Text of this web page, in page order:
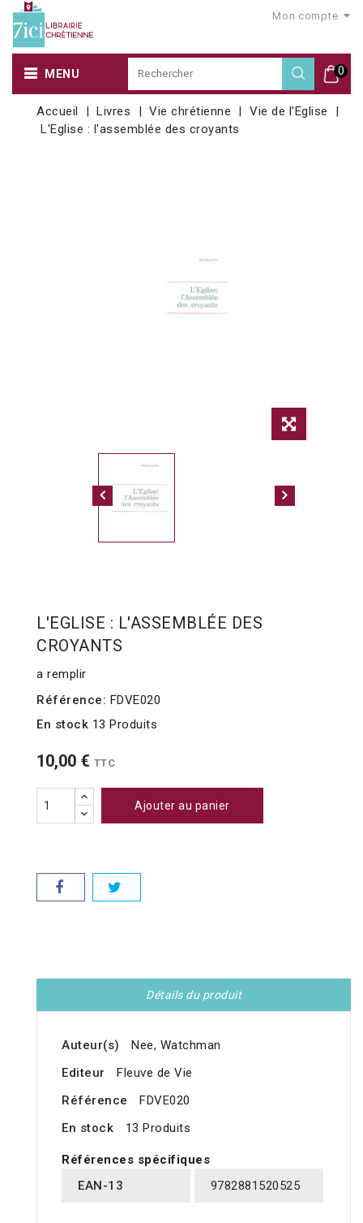
Mon compte
0
MENU
Accueil Livres Vie chrétienne
Vie de l'Eglise
L'Eglise : l'assemblée des croyants
L'EGLISE : L'ASSEMBLÉE DES
CROYANTS
a remplir
Référence: FDVE020
En stock 13 Produits
10,00 € TTC
Ajouter au panier
Détails du produit
Auteur(s)
Nee, Watchman
Editeur
Fleuve de Vie
Référence
FDVE020
En stock
13 Produits
Références spécifiques
EAN-13
9782881520525